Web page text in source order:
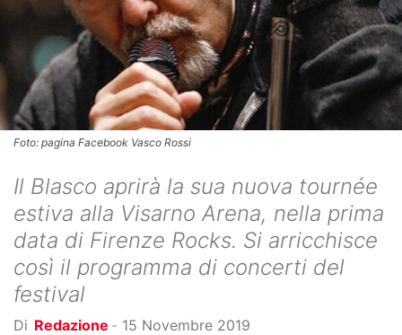
Foto: pagina Facebook Vasco Rossi
Il Blasco aprirà la sua nuova tournée
estiva alla Visarno Arena, nella prima
data di Firenze Rocks. Si arricchisce
così il programma di concerti del
festival
Di Redazione - 15 Novembre 2019